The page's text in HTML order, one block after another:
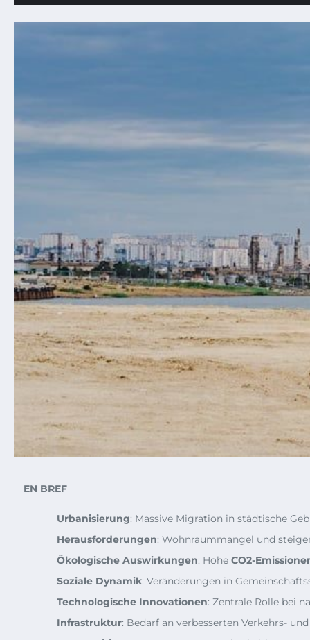
EN BREF
Urbanisierung: Massive Migration in städtische
Herausforderungen: Wohnraummangel und
Ökologische Auswirkungen: Hohe CO2-
Soziale Dynamik: Veränderungen in
Technologische Innovationen: Zentrale Rolle bei
Infrastruktur: Bedarf an verbesserten Verkehrs-